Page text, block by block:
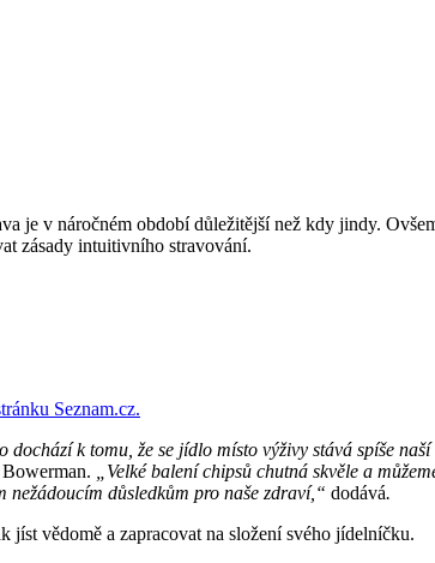
je v náročném období důležitější než kdy jindy.
zásady intuitivního stravování.
Seznam.cz.
dochází k tomu, že se jídlo místo výživy stává spíše
„Velké balení chipsů chutná skvěle a
nežádoucím důsledkům pro naše zdraví,“ dodává.
jíst vědomě a zapracovat na složení svého jídelníčku.